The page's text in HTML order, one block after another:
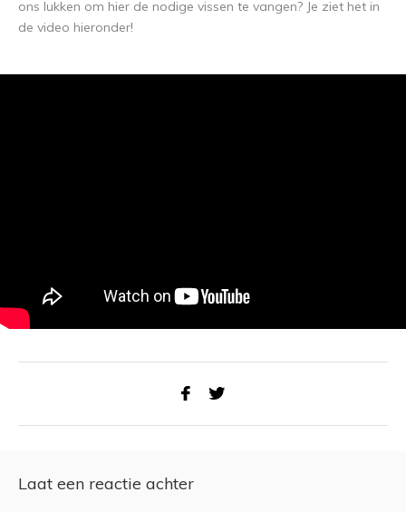
ons lukken om hier de nodige vissen te vangen? Je ziet het in
de video hieronder!
Laat een reactie achter